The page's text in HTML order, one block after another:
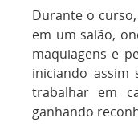
Durante o
em um salão,
maquiagens e
iniciando assim
trabalhar em
ganhando